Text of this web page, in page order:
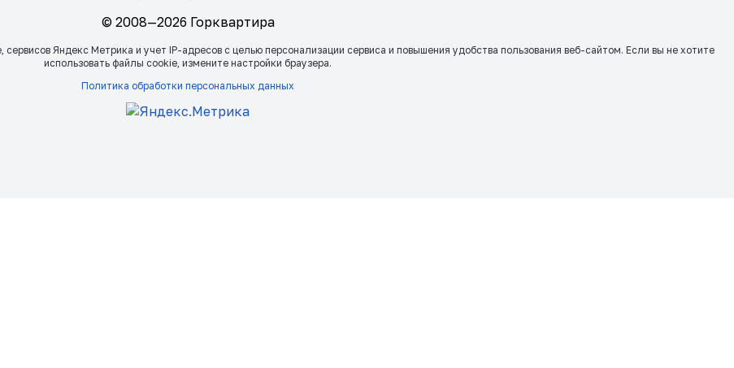
© 2008—2026 Горквартира
Яндекс Метрика и учет IP-адресов с целью персонализации сервиса и повышения удобства пользования веб-сайтом. Если вы не хотите
использовать файлы сookie, измените настройки браузера.
Политика обработки персональных данных